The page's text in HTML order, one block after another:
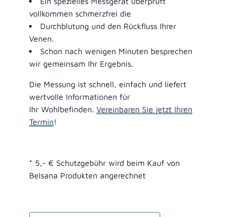
vollkommen schmerzfrei die
Durchblutung und den Rückfluss Ihrer
Venen.
Schon nach wenigen Minuten besprechen
wir gemeinsam Ihr Ergebnis.
Die Messung ist schnell, einfach und liefert
wertvolle Informationen für
Ihr Wohlbefinden. Vereinbaren Sie jetzt Ihren
Termin!
* 5,- € Schutzgebühr wird beim Kauf von
Belsana Produkten angerechnet